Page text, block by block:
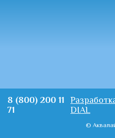
©
8 (800) 200 11
71 DIAL